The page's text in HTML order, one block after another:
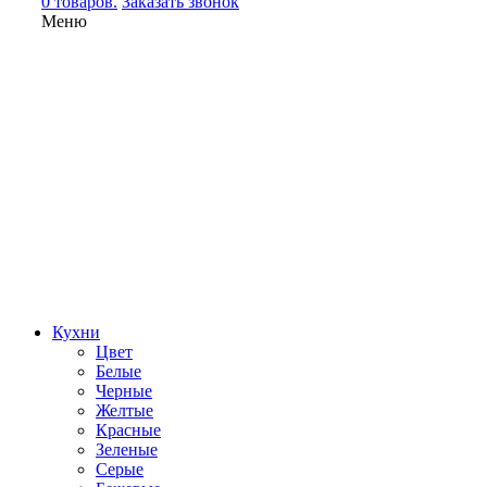
Меню
Кухни
Цвет
Белые
Черные
Желтые
Красные
Зеленые
Серые